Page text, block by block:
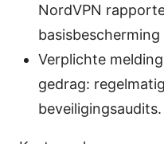
NordVPN
Verplichte
gedrag:
beveiligingsaudits.